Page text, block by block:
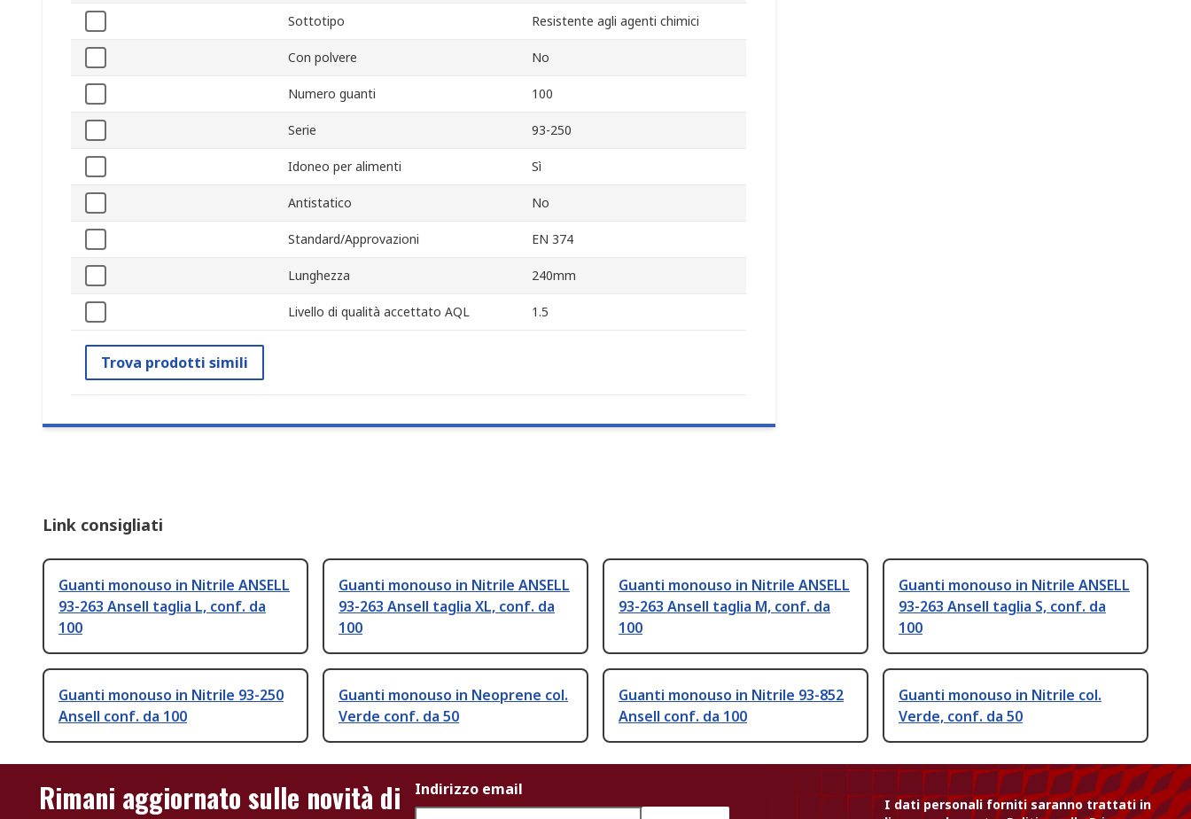
Sottotipo Resistente agli agenti chimici
Con polvere No
Numero guanti 100
Serie 93-250
Idoneo per alimenti Sì
Antistatico No
Standard/Approvazioni EN 374
Lunghezza 240mm
Livello di qualità accettato AQL 1.5
Trova prodotti simili
Link consigliati
Guanti monouso in Nitrile ANSELL
93-263 Ansell taglia L, conf. da
100
Guanti monouso in Nitrile ANSELL
93-263 Ansell taglia XL, conf. da
100
Guanti monouso in Nitrile ANSELL
93-263 Ansell taglia M, conf. da
100
Guanti monouso in Nitrile ANSELL
93-263 Ansell taglia S, conf. da
100
Guanti monouso in Nitrile 93-250
Ansell conf. da 100
Guanti monouso in Neoprene col.
Verde conf. da 50
Guanti monouso in Nitrile 93-852
Ansell conf. da 100
Guanti monouso in Nitrile col.
Verde, conf. da 50
Rimani aggiornato sulle novità di
Indirizzo email
I dati personali forniti saranno trattati in